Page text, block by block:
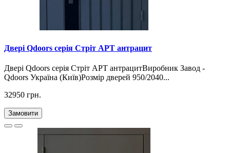
Двері Qdoors серія Стріт АРТ антрацит
Двері Qdoors серія Стріт АРТ антрацитВиробник Завод -
Qdoors Україна (Київ)Розмір дверей 950/2040...
32950 грн.
Замовити